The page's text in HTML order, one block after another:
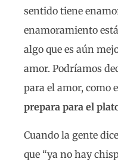
sentido tiene
enamoramiento
algo que es aún
amor. Podríamos
para el amor, como
prepara para el
Cuando la gente
que “ya no hay